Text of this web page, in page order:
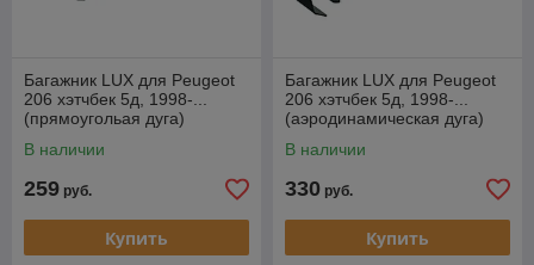
Багажник LUX для Peugeot
206 хэтчбек 5д, 1998-...
(прямоугольая дуга)
В наличии
259 руб.
Купить
Багажник LUX для Peugeot
206 хэтчбек 5д, 1998-...
(аэродинамическая дуга)
В наличии
330 руб.
Купить